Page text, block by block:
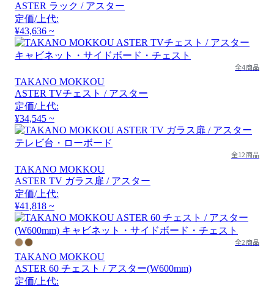
ASTER ラック / アスター
定価/上代:
¥43,636 ~
全4商品
TAKANO MOKKOU
ASTER TVチェスト / アスター
定価/上代:
¥34,545 ~
全12商品
TAKANO MOKKOU
ASTER TV ガラス扉 / アスター
定価/上代:
¥41,818 ~
全2商品
TAKANO MOKKOU
ASTER 60 チェスト / アスター(W600mm)
定価/上代: